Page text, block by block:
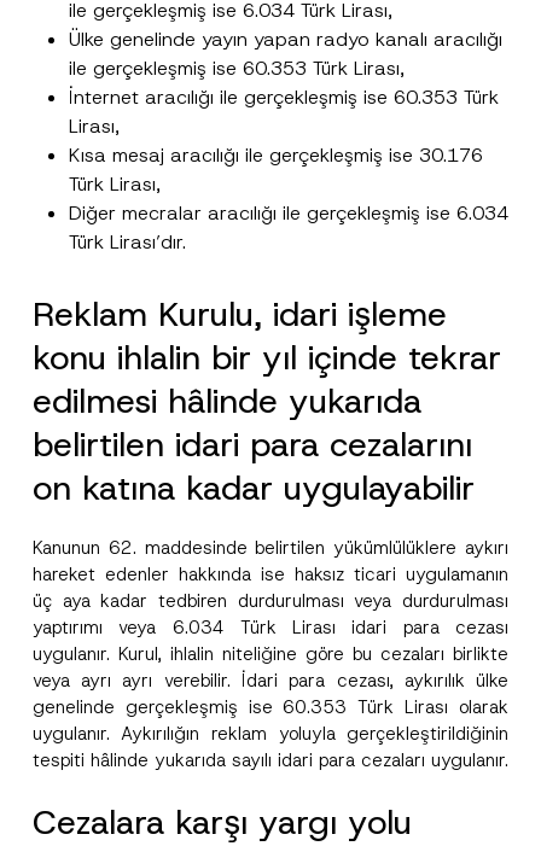
ile gerçekleşmiş ise 6.034 Türk Lirası,
Ülke genelinde yayın yapan radyo kanalı aracılığı
ile gerçekleşmiş ise 60.353 Türk Lirası,
İnternet aracılığı ile gerçekleşmiş ise 60.353 Türk
Lirası,
Kısa mesaj aracılığı ile gerçekleşmiş ise 30.176
Türk Lirası,
Diğer mecralar aracılığı ile gerçekleşmiş ise 6.034
Türk Lirası’dır.
Reklam Kurulu, idari işleme
konu ihlalin bir yıl içinde tekrar
edilmesi hâlinde yukarıda
belirtilen idari para cezalarını
on katına kadar uygulayabilir
Kanunun 62. maddesinde belirtilen yükümlülüklere aykırı
hareket edenler hakkında ise haksız ticari uygulamanın
üç aya kadar tedbiren durdurulması veya durdurulması
yaptırımı veya 6.034 Türk Lirası idari para cezası
uygulanır. Kurul, ihlalin niteliğine göre bu cezaları birlikte
veya ayrı ayrı verebilir. İdari para cezası, aykırılık ülke
genelinde gerçekleşmiş ise 60.353 Türk Lirası olarak
uygulanır. Aykırılığın reklam yoluyla gerçekleştirildiğinin
tespiti hâlinde yukarıda sayılı idari para cezaları uygulanır.
Cezalara karşı yargı yolu